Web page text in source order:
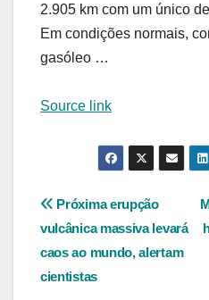
2.905 km com um único
Em condições normais,
gasóleo …
Source link
Navegação
de
Post
Próxima erupção
vulcânica massiva levará
caos ao mundo, alertam
cientistas